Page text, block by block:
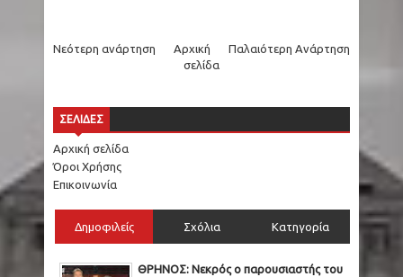
Νεότερη ανάρτηση Παλαιότερη Ανάρτηση
Αρχική
σελίδα
ΣΕΛΙΔΕΣ
Αρχική σελίδα
Όροι Χρήσης
Επικοινωνία
Δημοφιλείς Σχόλια Κατηγορία
ΘΡΗΝΟΣ: Νεκρός ο παρουσιαστής του